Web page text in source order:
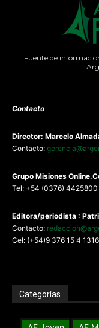
Fuente de
Contacto
Director: Marcelo
Contacto:
Grupo Misiones
Tel: +54 (0376) 4425800
Editora/periodista :
Contacto:
Cel: (+54)9 376 15 4
Categorías